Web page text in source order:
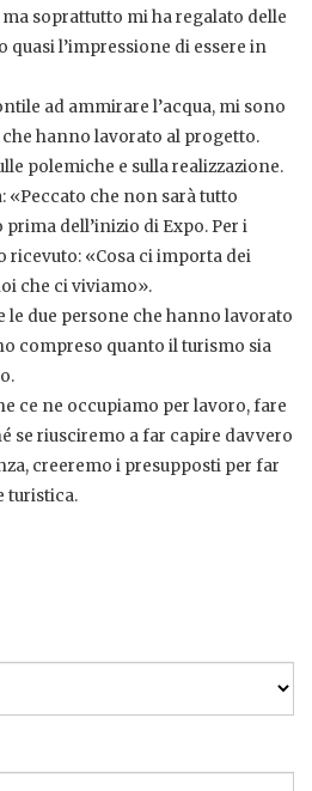
soprattutto mi ha regalato delle
quasi l’impressione di essere in
ad ammirare l’acqua, mi sono
hanno lavorato al progetto.
polemiche e sulla realizzazione.
«Peccato che non sarà tutto
dell’inizio di Expo. Per i
ricevuto: «Cosa ci importa dei
che ci viviamo».
due persone che hanno lavorato
compreso quanto il turismo sia
ce ne occupiamo per lavoro, fare
se riusciremo a far capire davvero
creeremo i presupposti per far
turistica.